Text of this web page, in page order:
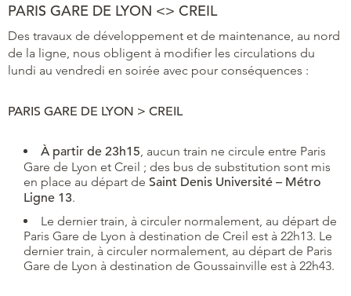
PARIS GARE DE LYON <> CREIL
Des travaux de développement et de maintenance, au nord
de la ligne, nous obligent à modifier les circulations du
lundi au vendredi en soirée avec pour conséquences :
PARIS GARE DE LYON > CREIL
À partir de 23h15 , aucun train ne circule entre Paris
Gare de Lyon et Creil ; des bus de substitution sont mis
en place au départ de Saint Denis Université – Métro
Ligne 13.
Le dernier train, à circuler normalement, au départ de
Paris Gare de Lyon à destination de Creil est à 22h13. Le
dernier train, à circuler normalement, au départ de Paris
Gare de Lyon à destination de Goussainville est à 22h43.